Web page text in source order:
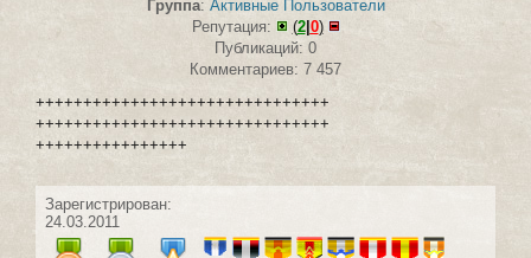
Группа: Активные Пользователи
Репутация:
(2| 0)
Публикаций: 0
Комментариев: 7 457
+++++++++++++++++++++++++++++++
+++++++++++++++++++++++++++++++
++++++++++++++++
Зарегистрирован:
24.03.2011